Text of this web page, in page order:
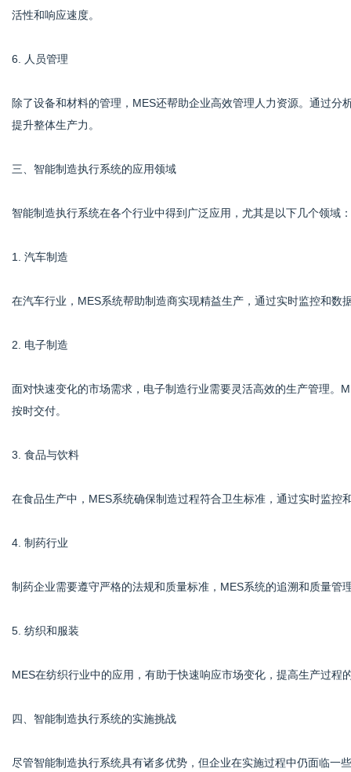
活性和响应速度。
6. 人员管理
除了设备和材料的管理，MES还帮助企业高效管理人力资源。通过
提升整体生产力。
三、智能制造执行系统的应用领域
智能制造执行系统在各个行业中得到广泛应用，尤其是以下几个领域：
1. 汽车制造
在汽车行业，MES系统帮助制造商实现精益生产，通过实时监控和
2. 电子制造
面对快速变化的市场需求，电子制造行业需要灵活高效的生产管理。
按时交付。
3. 食品与饮料
在食品生产中，MES系统确保制造过程符合卫生标准，通过实时监控
4. 制药行业
制药企业需要遵守严格的法规和质量标准，MES系统的追溯和质量管
5. 纺织和服装
MES在纺织行业中的应用，有助于快速响应市场变化，提高生产过程
四、智能制造执行系统的实施挑战
尽管智能制造执行系统具有诸多优势，但企业在实施过程中仍面临一